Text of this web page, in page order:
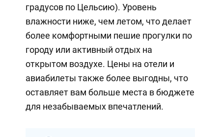
градусов по Цельсию). Уровень
влажности ниже, чем летом, что делает
более комфортными пешие прогулки по
городу или активный отдых на
открытом воздухе. Цены на отели и
авиабилеты также более выгодны, что
оставляет вам больше места в бюджете
для незабываемых впечатлений.